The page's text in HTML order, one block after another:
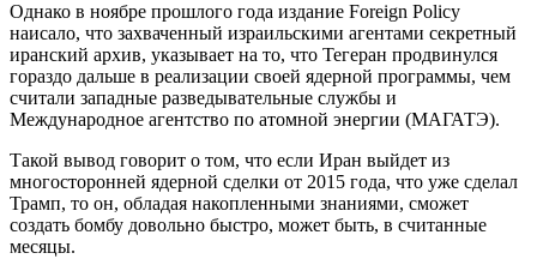
Однако в ноябре прошлого года издание Foreign Policy
наисало, что захваченный израильскими агентами секретный
иранский архив, указывает на то, что Тегеран продвинулся
гораздо дальше в реализации своей ядерной программы, чем
считали западные разведывательные службы и
Международное агентство по атомной энергии (МАГАТЭ).
Такой вывод говорит о том, что если Иран выйдет из
многосторонней ядерной сделки от 2015 года, что уже сделал
Трамп, то он, обладая накопленными знаниями, сможет
создать бомбу довольно быстро, может быть, в считанные
месяцы.